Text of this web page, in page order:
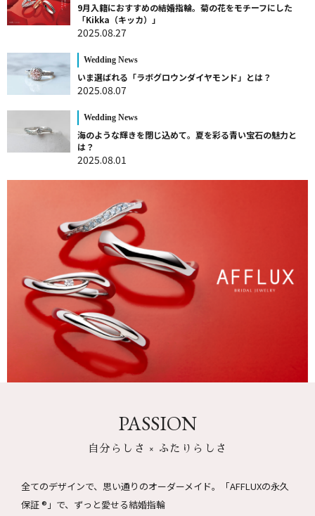
9月入籍におすすめの結婚指輪。菊の花をモチーフにした
「Kikka（キッカ）」
2025.08.27
Wedding News
いま選ばれる「ラボグロウンダイヤモンド」とは？
2025.08.07
Wedding News
海のような輝きを閉じ込めて。夏を彩る青い宝石の魅力と
は？
2025.08.01
PASSION
自分らしさ × ふたりらしさ
全てのデザインで、思い通りのオーダーメイド。
「AFFLUXの永久
保証 ®」で、ずっと愛せる結婚指輪